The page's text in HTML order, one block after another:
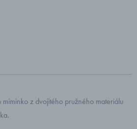
z dvojitého pružného materiálu